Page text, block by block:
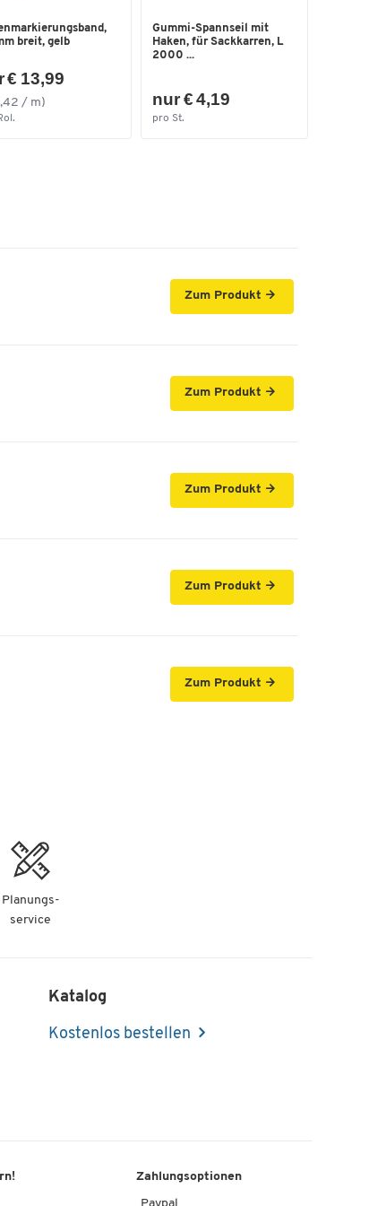
breit, gelb
€ 13,99
/ m)
Gummi-Spannseil mit
Haken, für Sackkarren, L
2000 ...
nur € 4,19
pro St.
Zum Produkt
Zum Produkt
Zum Produkt
Zum Produkt
Zum Produkt
Planungs-
service
Katalog
Kostenlos bestellen
Zahlungsoptionen